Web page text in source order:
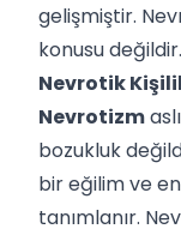
gelişmiştir.
konusu değildir.
Nevrotik
Nevrotizm
bozukluk
bir eğilim ve
tanımlanır.